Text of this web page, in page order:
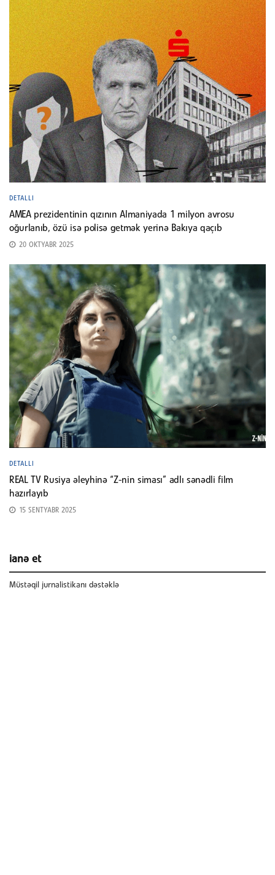
DETALLI
AMEA prezidentinin qızının Almaniyada 1 milyon avrosu
oğurlanıb, özü isə polisə getmək yerinə Bakıya qaçıb
20 OKTYABR 2025
DETALLI
REAL TV Rusiya əleyhinə “Z-nin siması” adlı sənədli film
hazırlayıb
15 SENTYABR 2025
ianə et
Müstəqil jurnalistikanı dəstəklə